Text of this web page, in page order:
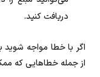
دریافت کنید.
اگر با خطا مواجه
از جمله خطاهایی که